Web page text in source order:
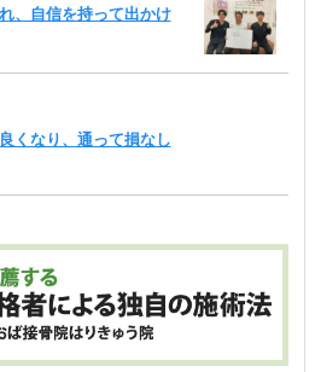
、自信を持って出かけ
くなり、通って損なし